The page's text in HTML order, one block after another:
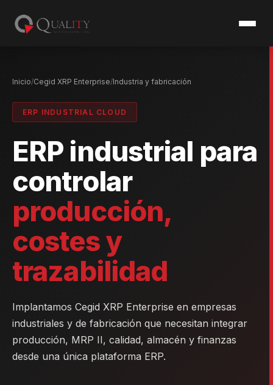
Inicio Cegid XRP Enterprise Industria y fabricación
ERP INDUSTRIAL CLOUD
ERP industrial para
controlar
producción,
costes y
trazabilidad
Implantamos Cegid XRP Enterprise en empresas
industriales y de fabricación que necesitan integrar
producción, MRP II, calidad, almacén y finanzas
desde una única plataforma ERP.